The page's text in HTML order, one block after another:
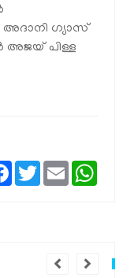
അദാനി ഗ്യാസ്
അജയ് പിള്ള
Facebook
TwitterEmail